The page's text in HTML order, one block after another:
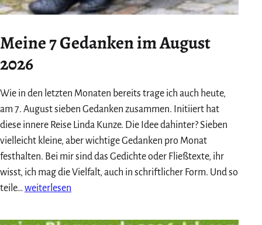
Meine 7 Gedanken im August
2026
Wie in den letzten Monaten bereits trage ich auch heute,
am 7. August sieben Gedanken zusammen. Initiiert hat
diese innere Reise Linda Kunze. Die Idee dahinter? Sieben
vielleicht kleine, aber wichtige Gedanken pro Monat
festhalten. Bei mir sind das Gedichte oder Fließtexte, ihr
wisst, ich mag die Vielfalt, auch in schriftlicher Form. Und so
teile… Meine
Gedanken
weiterlesen